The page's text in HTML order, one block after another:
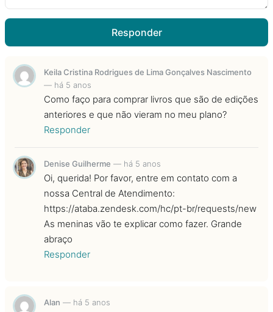
Responder
Keila Cristina Rodrigues de Lima Gonçalves Nascimento
— há 5 anos
Como faço para comprar livros que são de edições
anteriores e que não vieram no meu plano?
Responder
Denise Guilherme — há 5 anos
Oi, querida! Por favor, entre em contato com a
nossa Central de Atendimento:
https://ataba.zendesk.com/hc/pt-br/requests/new
As meninas vão te explicar como fazer. Grande
abraço
Responder
Alan — há 5 anos